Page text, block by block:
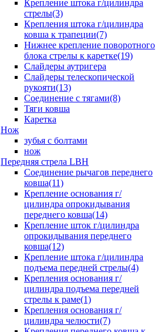
Крепление штока г/цилиндра
стрелы(3)
Крепления штока г/цилиндра
ковша к трапеции(7)
Нижнее крепление поворотного
блока стрелы к каретке(19)
Слайдеры аутригера
Слайдеры телескопической
рукояти(13)
Соединение с тягами(8)
Тяги ковша
Каретка
Нож
зубья с болтами
нож
Передняя стрела LBH
Cоединение рычагов переднего
ковша(11)
Крепление основания г/
цилиндра опрокидывания
переднего ковша(14)
Крепление шток г/цилиндра
опрокидывания переднего
ковша(12)
Крепление штока г/цилиндра
подъема передней стрелы(4)
Крепления основания г/
цилиндра подъема передней
стрелы к раме(1)
Крепления основания г/
цилиндра челюсти(7)